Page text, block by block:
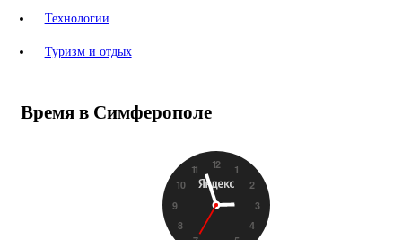
Технологии
Туризм и отдых
Время в Симферополе